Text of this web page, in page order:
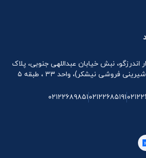
اندرزگو، نبش خیابان عبداللهی جنوبی، پلاک
۰۲۱۲۲۶۸۵۱۹۱۰۲۱۲۲۶۸۹۸۵۱